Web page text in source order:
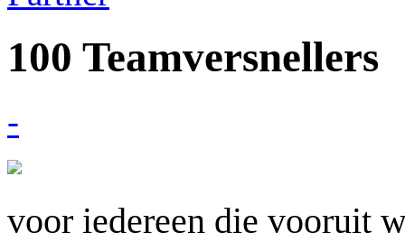
100 Teamversnellers
-
voor iedereen die vooruit